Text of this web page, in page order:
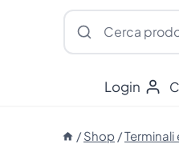
Login
/ Shop /Terminali